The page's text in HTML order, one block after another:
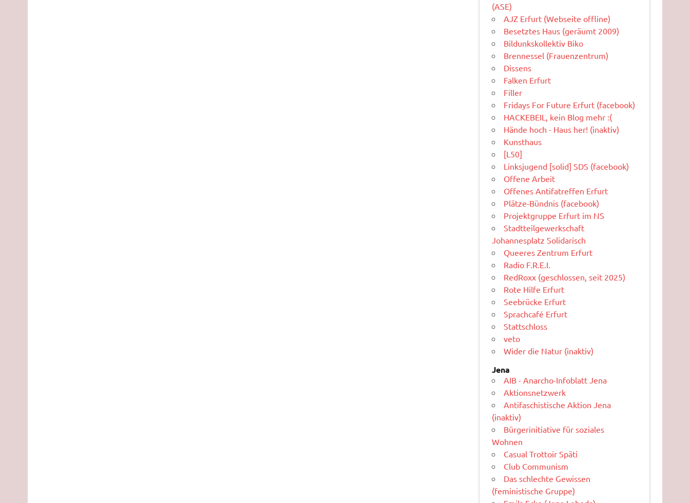
(ASE)
AJZ Erfurt (Webseite offline)
Besetztes Haus (geräumt 2009)
Bildunkskollektiv Biko
Brennessel (Frauenzentrum)
Dissens
Falken Erfurt
Filler
Fridays For Future Erfurt (facebook)
HACKEBEIL, kein Blog mehr :(
Hände hoch - Haus her! (inaktiv)
Kunsthaus
[L50]
Linksjugend [solid] SDS (facebook)
Offene Arbeit
Offenes Antifatreffen Erfurt
Plätze-Bündnis (facebook)
Projektgruppe Erfurt im NS
Stadtteilgewerkschaft
Johannesplatz Solidarisch
Queeres Zentrum Erfurt
Radio F.R.E.I.
RedRoxx (geschlossen, seit 2025)
Rote Hilfe Erfurt
Seebrücke Erfurt
Sprachcafé Erfurt
Stattschloss
veto
Wider die Natur (inaktiv)
Jena
AIB - Anarcho-Infoblatt Jena
Aktionsnetzwerk
Antifaschistische Aktion Jena
(inaktiv)
Bürgerinitiative für soziales
Wohnen
Casual Trottoir Späti
Club Communism
Das schlechte Gewissen
(feministische Gruppe)